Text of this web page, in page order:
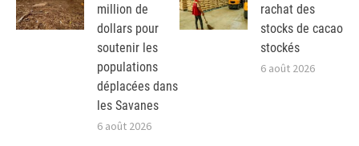
million de
dollars pour
soutenir les
populations
déplacées dans
les Savanes
6 août 2026
rachat des
stocks de cacao
stockés
6 août 2026